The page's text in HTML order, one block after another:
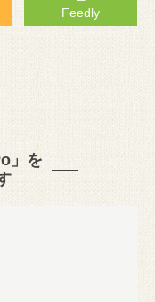
Feedly
」を